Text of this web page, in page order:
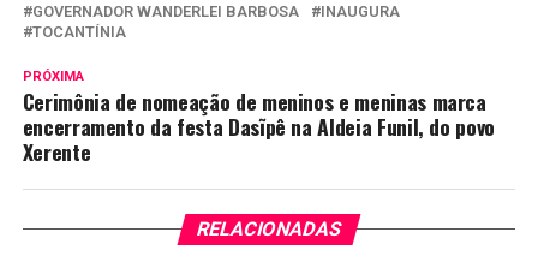
GOVERNADOR WANDERLEI BARBOSA
INAUGURA
TOCANTÍNIA
PRÓXIMA
Cerimônia de nomeação de meninos e meninas marca
encerramento da festa Dasĩpê na Aldeia Funil, do povo
Xerente
RELACIONADAS